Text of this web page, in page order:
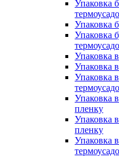
Упаковка
Упаковка
Упаковка
Упаковка
Упаковка
Упаковка
Упаковка
пленку
Упаковка
пленку
Упаковка